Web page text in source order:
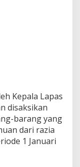
Kepala Lapas
disaksikan
barang yang
dari razia
1 Januari